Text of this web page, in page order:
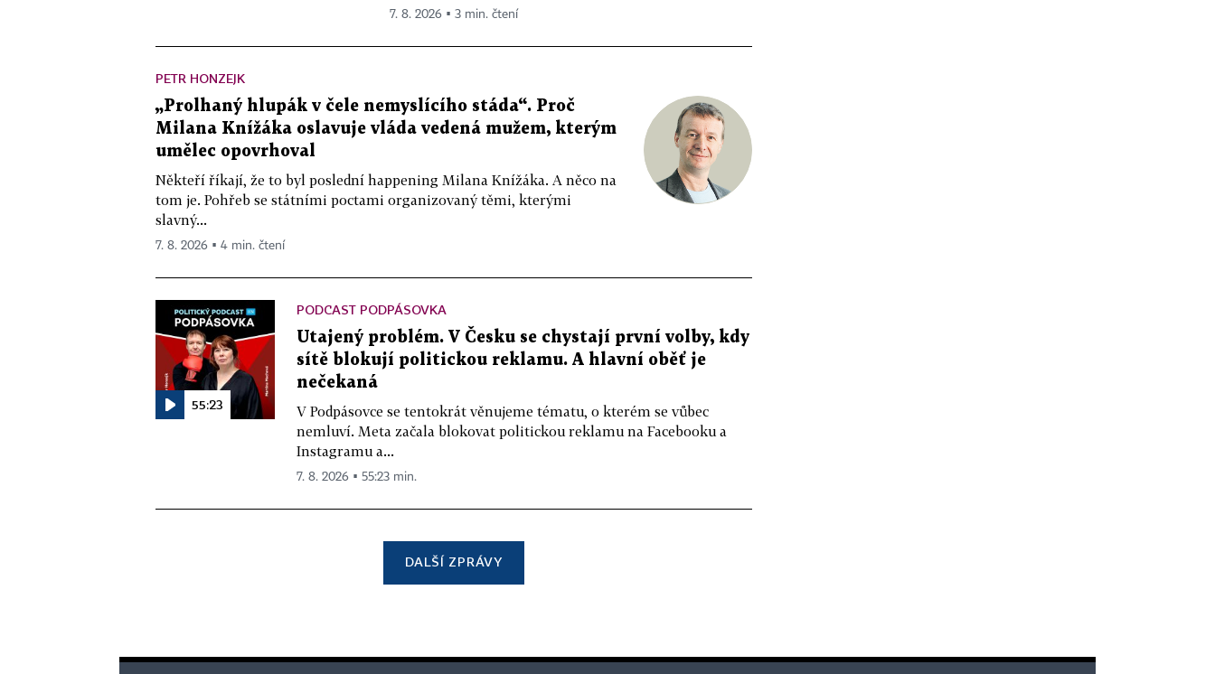
7. 8. 2026 ▪ 3 min. čtení
PETR HONZEJK
„Prolhaný hlupák v čele nemyslícího stáda“. Proč
Milana Knížáka oslavuje vláda vedená mužem, kterým
umělec opovrhoval
Někteří říkají, že to byl poslední happening Milana Knížáka. A něco na
tom je. Pohřeb se státními poctami organizovaný těmi, kterými
slavný...
7. 8. 2026 ▪ 4 min. čtení
55:23
PODCAST PODPÁSOVKA
Utajený problém. V Česku se chystají první volby, kdy
sítě blokují politickou reklamu. A hlavní oběť je
nečekaná
V Podpásovce se tentokrát věnujeme tématu, o kterém se vůbec
nemluví. Meta začala blokovat politickou reklamu na Facebooku a
Instagramu a...
7. 8. 2026 ▪ 55:23 min.
DALŠÍ ZPRÁVY